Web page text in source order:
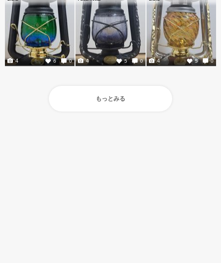
6 0
4 5 0
4 5 0
4
もっとみる